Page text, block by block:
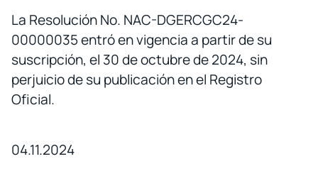
La Resolución No. NAC-DGERCGC24-
00000035 entró en vigencia a partir de su
suscripción, el 30 de octubre de 2024, sin
perjuicio de su publicación en el Registro
Oficial.
04.11.2024